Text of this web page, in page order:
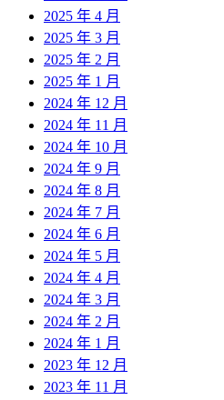
2025 年 4 月
2025 年 3 月
2025 年 2 月
2025 年 1 月
2024 年 12 月
2024 年 11 月
2024 年 10 月
2024 年 9 月
2024 年 8 月
2024 年 7 月
2024 年 6 月
2024 年 5 月
2024 年 4 月
2024 年 3 月
2024 年 2 月
2024 年 1 月
2023 年 12 月
2023 年 11 月